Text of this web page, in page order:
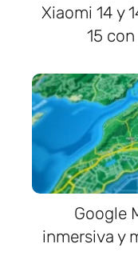
Xiaomi 14 y
15
Google
inmersiva y